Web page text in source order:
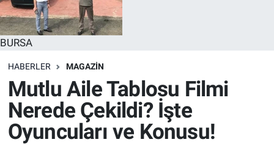
BURSA
HABERLER MAGAZİN
Mutlu Aile Tablosu Filmi
Nerede Çekildi? İşte
Oyuncuları ve Konusu!